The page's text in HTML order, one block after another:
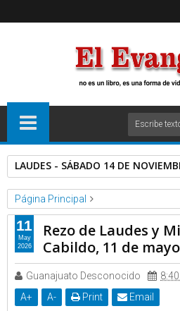
LAUDES - SÁBADO 14 DE
Página Principal
Basilica de Guadalupe
Video
Rezo de Laudes y Misa Coral de
8:30 h.
Rezo de Laudes y
Cabildo, 11 de
Guanajuato Desconocido
8:40
A+ A- Print Email
11
May
2026